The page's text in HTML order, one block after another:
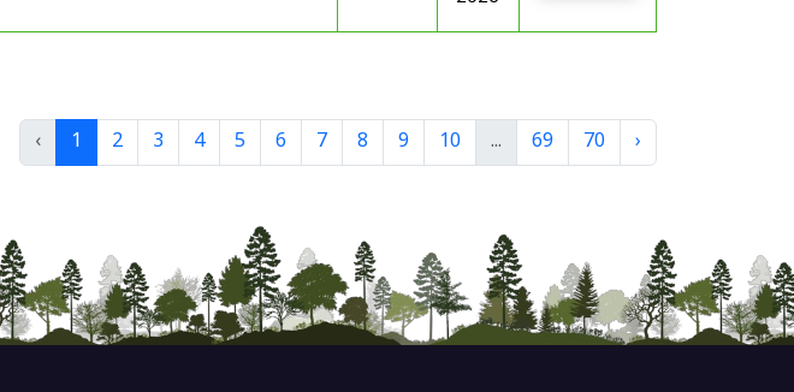
‹ 1 2 3 4 5 6 7 8 9 10 ... 69 70 ›